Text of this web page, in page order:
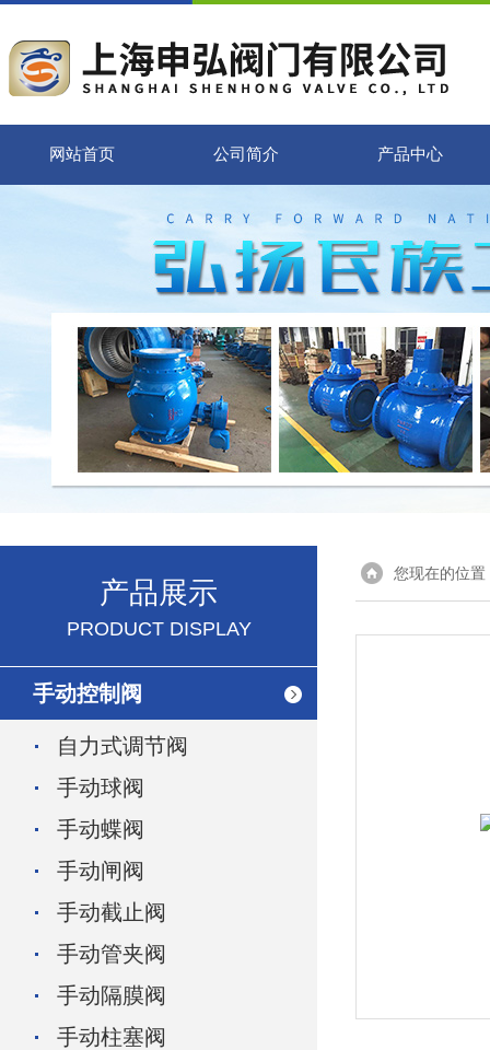
网站首页 公司简介 产品中心
产品展示
PRODUCT DISPLAY
手动控制阀
自力式调节阀
手动球阀
手动蝶阀
手动闸阀
手动截止阀
手动管夹阀
手动隔膜阀
手动柱塞阀
您现在的位置